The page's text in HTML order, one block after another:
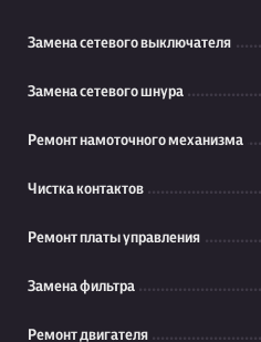
Замена сетевого выключателя
Замена сетевого шнура
Ремонт намоточного механизма
Чистка контактов
Ремонт платы управления
Замена фильтра
Ремонт двигателя